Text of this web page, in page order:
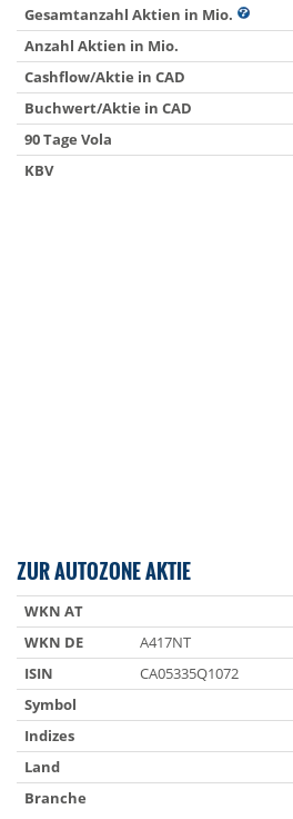
Gesamtanzahl Aktien in Mio.
Anzahl Aktien in Mio.
Cashflow/Aktie in CAD
Buchwert/Aktie in CAD
90 Tage Vola
KBV
ZUR AUTOZONE AKTIE
WKN AT
WKN DE
A417NT
ISIN
CA05335Q1072
Symbol
Indizes
Land
Branche